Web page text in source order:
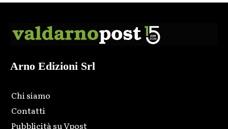
Arno Edizioni Srl
Chi siamo
Contatti
Pubblicità su Vpost